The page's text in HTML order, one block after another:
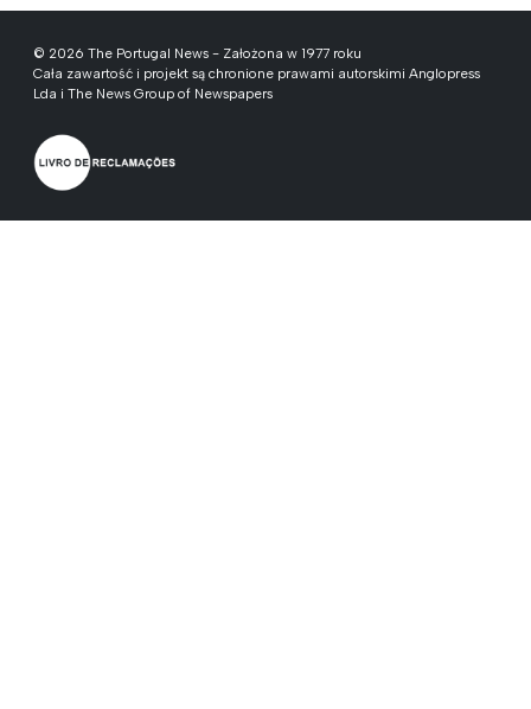
© 2026 The Portugal News - Założona w 1977 roku
Cała zawartość i projekt są chronione prawami autorskimi Anglopress
Lda i The News Group of Newspapers